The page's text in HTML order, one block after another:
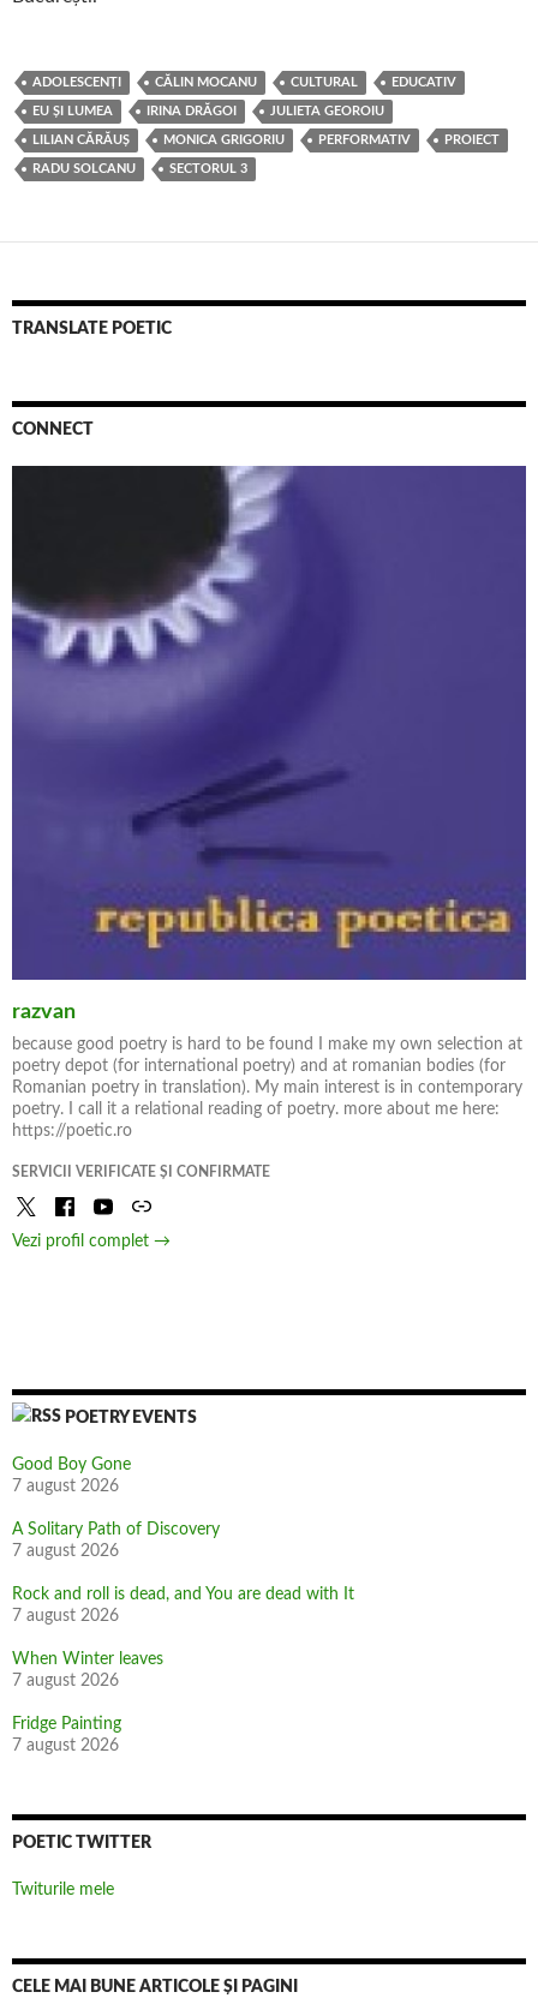
ADOLESCENȚI CĂLIN MOCANU CULTURAL EDUCATIV
EU ȘI LUMEA IRINA DRĂGOI JULIETA GEOROIU
LILIAN CĂRĂUȘ MONICA GRIGORIU PERFORMATIV PROIECT
RADU SOLCANU SECTORUL 3
TRANSLATE POETIC
CONNECT
razvan
because good poetry is hard to be found I make my own selection at
poetry depot (for international poetry) and at romanian bodies (for
Romanian poetry in translation). My main interest is in contemporary
poetry. I call it a relational reading of poetry. more about me here:
https://poetic.ro
SERVICII VERIFICATE ȘI CONFIRMATE
Vezi profil complet →
POETRY EVENTS
Good Boy Gone
7 august 2026
A Solitary Path of Discovery
7 august 2026
Rock and roll is dead, and You are dead with It
7 august 2026
When Winter leaves
7 august 2026
Fridge Painting
7 august 2026
POETIC TWITTER
Twiturile mele
CELE MAI BUNE ARTICOLE ȘI PAGINI